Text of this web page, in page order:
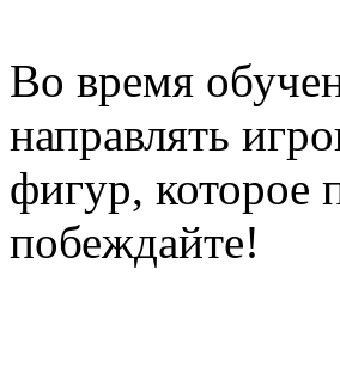
Во время
направлять
фигур, которое
побеждайте!